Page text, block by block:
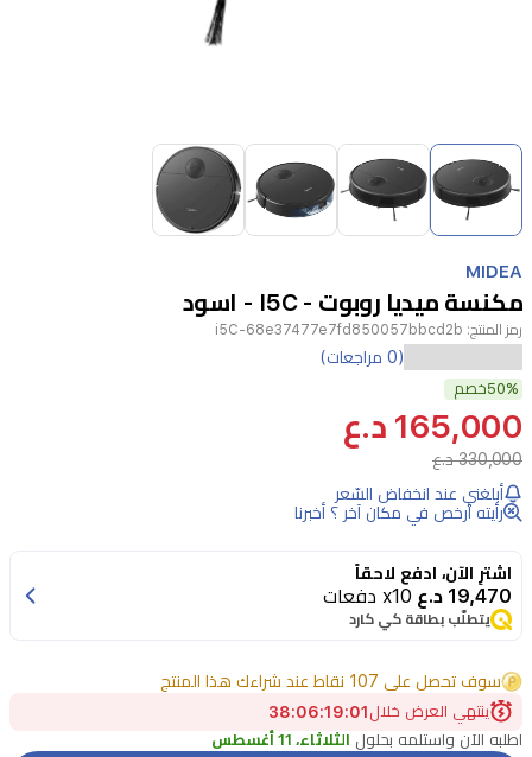
Item
of
1
4
MIDEA
مكنسة ميديا روبوت - I5C - اسود
رمز المنتج: i5C-68e37477e7fd850057bbcd2b
ميديا
I5C
مكنسة
روبوت
سهلة
للعناية
بالأرضيات.
بملاحة
بنظام
(0 مراجعات)
50%خصم
165,000 د.ع
330,000 د.ع
أبلغني عند انخفاض السّعر
رأيته أرخص في مكان آخر ؟ أخبرنا
اشترِ الآن، ادفع لاحقاً
19,470 د.ع x10 دفعات
يتطلّب بطاقة كي كارد
سوف تحصل على 107 نقاط عند شراءك هذا المنتج
ينتهي العرض خلال 01
:
19
:
06
:
37
اطلبه الآن واستلمه بحلول الثلاثاء، 11 أغسطس